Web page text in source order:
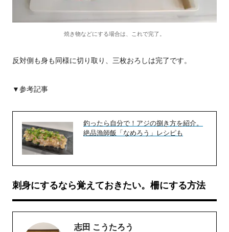
焼き物などにする場合は、これで完了。
反対側も身も同様に切り取り、三枚おろしは完了です。
▼参考記事
釣ったら自分で！アジの捌き方を紹介。
絶品漁師飯「なめろう」レシピも
刺身にするなら覚えておきたい。柵にする方法
志田 こうたろう